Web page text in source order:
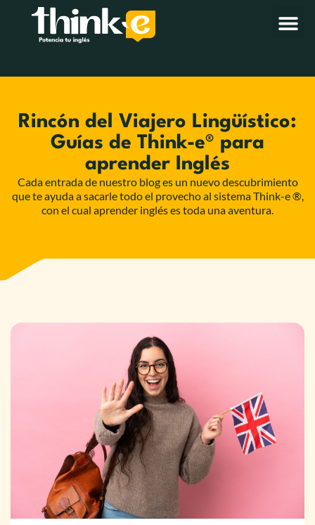
Rincón del Viajero Lingüístico:
Guías de Think-e® para
aprender Inglés
Cada entrada de nuestro blog es un nuevo descubrimiento
que te ayuda a sacarle todo el provecho al sistema Think-e ®,
con el cual aprender inglés es toda una aventura.